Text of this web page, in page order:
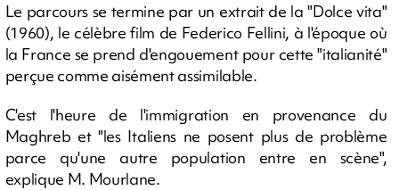
Le parcours se termine par un extrait de la "Dolce vita"
(1960), le célèbre film de Federico Fellini, à l'époque où
la France se prend d'engouement pour cette "italianité"
perçue comme aisément assimilable.
C'est l'heure de l'immigration en provenance du
Maghreb et "les Italiens ne posent plus de problème
parce qu'une autre population entre en scène",
explique M. Mourlane.